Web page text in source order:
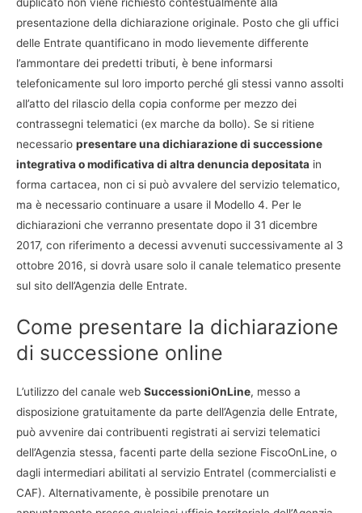
presentazione della dichiarazione originale. Posto che gli uffici
delle Entrate quantificano in modo lievemente differente
l’ammontare dei predetti tributi, è bene informarsi
telefonicamente sul loro importo perché gli stessi vanno assolti
all’atto del rilascio della copia conforme per mezzo dei
contrassegni telematici (ex marche da bollo). Se si ritiene
necessario presentare una dichiarazione di successione
integrativa o modificativa di altra denuncia depositata in
forma cartacea, non ci si può avvalere del servizio telematico,
ma è necessario continuare a usare il Modello 4. Per le
dichiarazioni che verranno presentate dopo il 31 dicembre
2017, con riferimento a decessi avvenuti successivamente al 3
ottobre 2016, si dovrà usare solo il canale telematico presente
sul sito dell’Agenzia delle Entrate.
Come presentare la dichiarazione
di successione online
L’utilizzo del canale web SuccessioniOnLine, messo a
disposizione gratuitamente da parte dell’Agenzia delle Entrate,
può avvenire dai contribuenti registrati ai servizi telematici
dell’Agenzia stessa, facenti parte della sezione FiscoOnLine, o
dagli intermediari abilitati al servizio Entratel (commercialisti e
CAF). Alternativamente, è possibile prenotare un